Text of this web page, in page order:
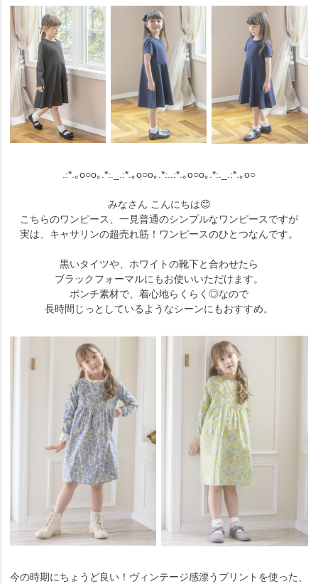
.:*.｡o○o｡.*:._.:*.｡o○o｡.*:..:*.｡o○o｡.*:._.:*.｡o○
みなさん こんにちは😊
こちらのワンピース、一見普通のシンプルなワンピースですが
実は、キャサリンの超売れ筋！ワンピースのひとつなんです。
黒いタイツや、ホワイトの靴下と合わせたら
ブラックフォーマルにもお使いいただけます。
ポンチ素材で、着心地らくらく◎なので
長時間じっとしているようなシーンにもおすすめ。
今の時期にちょうど良い！ヴィンテージ感漂うプリントを使った、